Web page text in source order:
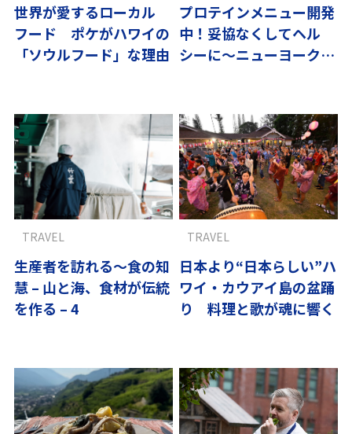
世界が愛するローカル
フード ポケがハワイの
「ソウルフード」な理由
プロテインメニュー開発
中！妥協なくしてヘル
シーに〜ニューヨーク、
生産者を訪れる〜食の知
慧 – 山と海、食材が伝統
を作る – 4
TRAVEL
日本より“日本らしい”ハ
ワイ・カウアイ島の盆踊
り 料理と歌が魂に響く
TRAVEL